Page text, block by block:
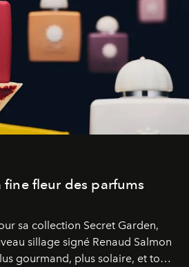
fine fleur des parfums
sa collection Secret Garden,
sillage signé Renaud Salmon
gourmand, plus solaire, et tout